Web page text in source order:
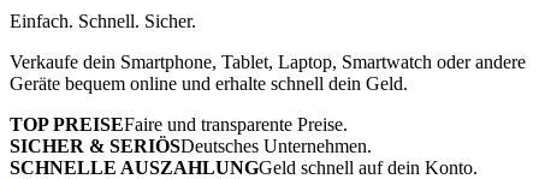
Einfach. Schnell. Sicher.
Verkaufe dein Smartphone, Tablet, Laptop, Smartwatch oder andere
Geräte bequem online und erhalte schnell dein Geld.
TOP PREISEFaire und transparente Preise.
SICHER & SERIÖSDeutsches Unternehmen.
SCHNELLE AUSZAHLUNGGeld schnell auf dein Konto.